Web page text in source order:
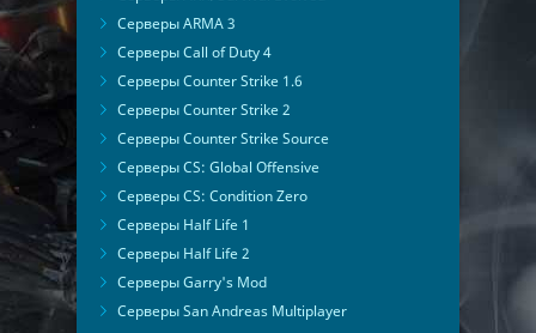
Серверы ARMA 3
Серверы Call of Duty 4
Серверы Counter Strike 1.6
Серверы Counter Strike 2
Серверы Counter Strike Source
Серверы CS: Global Offensive
Серверы CS: Condition Zero
Серверы Half Life 1
Серверы Half Life 2
Серверы Garry's Mod
Серверы San Andreas Multiplayer